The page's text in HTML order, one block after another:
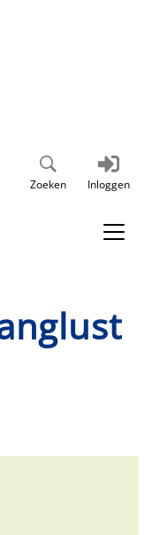
Zoeken Inloggen